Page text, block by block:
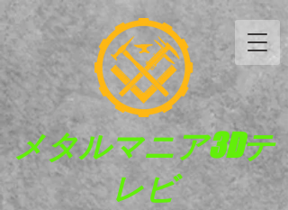
メタルマニア3Dテ
レビ